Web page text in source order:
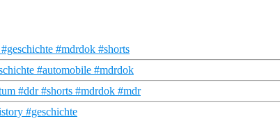
#mdrdok #shorts
#automobile #mdrdok
#ddr #shorts #mdrdok #mdr
#geschichte